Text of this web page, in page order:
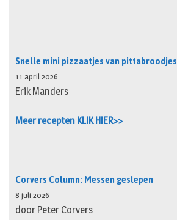
Snelle mini pizzaatjes van pittabroodjes
11 april 2026
Erik Manders
Meer recepten KLIK HIER>>
Corvers Column: Messen geslepen
8 juli 2026
door Peter Corvers